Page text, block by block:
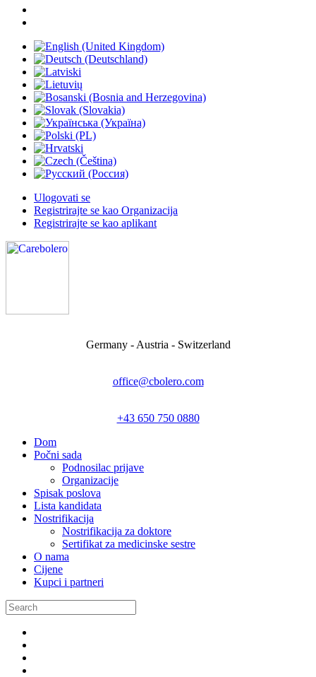
Ulogovati se
Registrirajte se kao Organizacija
Registrirajte se kao aplikant
Germany - Austria - Switzerland
office@cbolero.com
+43 650 750 0880
Dom
Počni sada
Podnosilac prijave
Organizacije
Spisak poslova
Lista kandidata
Nostrifikacija
Nostrifikacija za doktore
Sertifikat za medicinske sestre
O nama
Cijene
Kupci i partneri